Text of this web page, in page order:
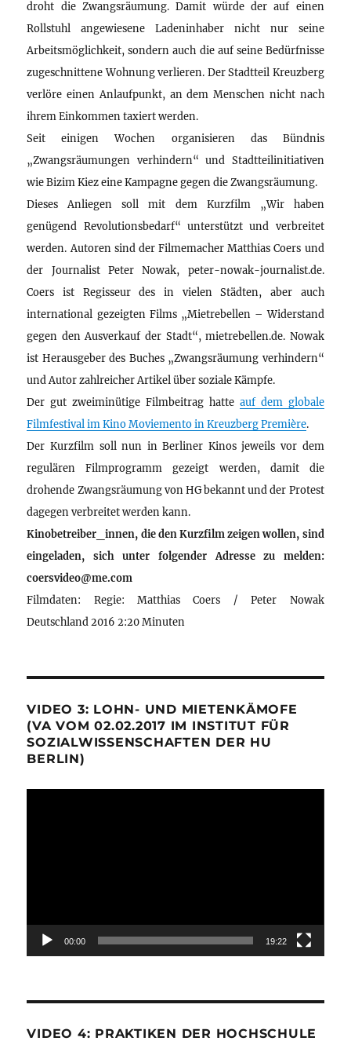
droht die Zwangsräumung. Damit würde der auf einen
Rollstuhl angewiesene Ladeninhaber nicht nur seine
Arbeitsmöglichkeit, sondern auch die auf seine Bedürfnisse
zugeschnittene Wohnung verlieren. Der Stadtteil Kreuzberg
verlöre einen Anlaufpunkt, an dem Menschen nicht nach
ihrem Einkommen taxiert werden.
Seit einigen Wochen organisieren das Bündnis
„Zwangsräumungen verhindern“ und Stadtteilinitiativen
wie Bizim Kiez eine Kampagne gegen die Zwangsräumung.
Dieses Anliegen soll mit dem Kurzfilm „Wir haben
genügend Revolutionsbedarf“ unterstützt und verbreitet
werden. Autoren sind der Filmemacher Matthias Coers und
der Journalist Peter Nowak, peter-nowak-journalist.de.
Coers ist Regisseur des in vielen Städten, aber auch
international gezeigten Films „Mietrebellen – Widerstand
gegen den Ausverkauf der Stadt“, mietrebellen.de. Nowak
ist Herausgeber des Buches „Zwangsräumung verhindern“
und Autor zahlreicher Artikel über soziale Kämpfe.
Der gut zweiminütige Filmbeitrag hatte auf dem globale
Filmfestival im Kino Moviemento in Kreuzberg Première.
Der Kurzfilm soll nun in Berliner Kinos jeweils vor dem
regulären Filmprogramm gezeigt werden, damit die
drohende Zwangsräumung von HG bekannt und der Protest
dagegen verbreitet werden kann.
Kinobetreiber_innen, die den Kurzfilm zeigen wollen, sind
eingeladen, sich unter folgender Adresse zu melden:
coersvideo@me.com
Filmdaten: Regie: Matthias Coers / Peter Nowak
Deutschland 2016 2:20 Minuten
VIDEO 3: LOHN- UND MIETENKÄMOFE
(VA VOM 02.02.2017 IM INSTITUT FÜR
SOZIALWISSENSCHAFTEN DER HU
BERLIN)
00:00 19:22
VIDEO 4: PRAKTIKEN DER HOCHSCHULE